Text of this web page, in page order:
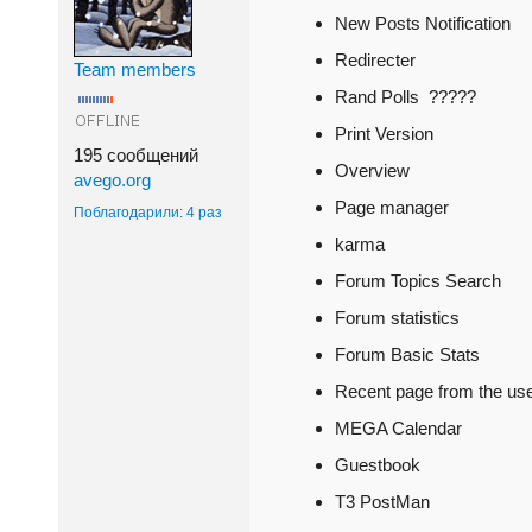
Team members
195 сообщений
avego.org
Поблагодарили: 4 раз
New Posts Notification
Redirecter
Rand Polls ?????
Print Version
Overview
Page manager
karma
Forum Topics Search
Forum statistics
Forum Basic Stats
Recent page from the
MEGA Calendar
Guestbook
T3 PostMan